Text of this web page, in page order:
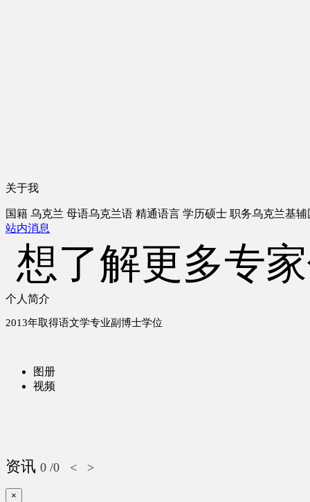
关于我
国籍 乌克兰 母语乌克兰语 精通语言 学历硕士 职务乌克兰基辅
站内消息
想了解更多专
个人简介
2013年取得语文学专业副博士学位
图册
视频
资讯 0 /0 < >
×